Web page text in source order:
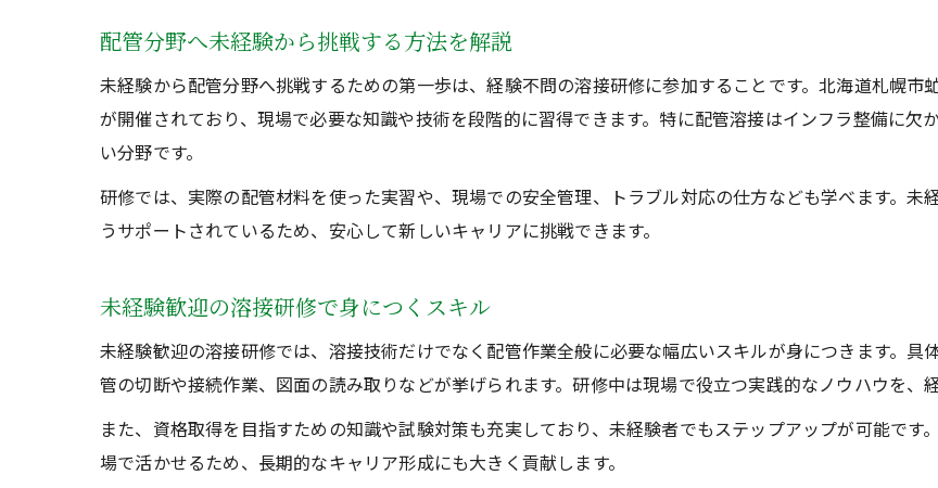
溶接資格取得で安定した就職を目指すには
経験不問で目指せる溶接配管資格取得の道
未経験者が溶接配管分野で求められる背景
配管分野で未経験者が評価される理由を解説
配管分野へ未経験から挑戦する方法を解説
未経験から配管分野へ挑戦するための第一歩は、経験不問の溶接研修に参加することです。北海道札幌
が開催されており、現場で必要な知識や技術を段階的に習得できます。特に配管溶接はインフラ整備に欠
い分野です。
研修では、実際の配管材料を使った実習や、現場での安全管理、トラブル対応の仕方なども学べます。
うサポートされているため、安心して新しいキャリアに挑戦できます。
未経験歓迎の溶接研修で身につくスキル
未経験歓迎の溶接研修では、溶接技術だけでなく配管作業全般に必要な幅広いスキルが身につきます。
管の切断や接続作業、図面の読み取りなどが挙げられます。研修中は現場で役立つ実践的なノウハウを、
また、資格取得を目指すための知識や試験対策も充実しており、未経験者でもステップアップが可能で
場で活かせるため、長期的なキャリア形成にも大きく貢献します。